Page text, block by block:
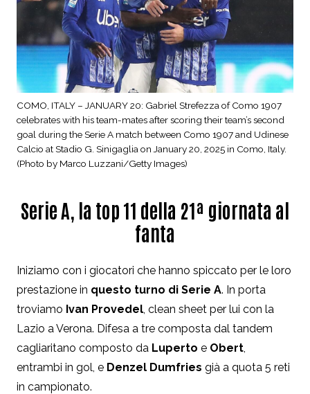
COMO, ITALY – JANUARY 20: Gabriel Strefezza of Como 1907
celebrates with his team-mates after scoring their team’s second
goal during the Serie A match between Como 1907 and Udinese
Calcio at Stadio G. Sinigaglia on January 20, 2025 in Como, Italy.
(Photo by Marco Luzzani/Getty Images)
Serie A, la top 11 della 21ª giornata al
fanta
Iniziamo con i giocatori che hanno spiccato per le loro
prestazione in questo turno di Serie A. In porta
troviamo Ivan Provedel, clean sheet per lui con la
Lazio a Verona. Difesa a tre composta dal tandem
cagliaritano composto da Luperto e Obert,
entrambi in gol, e Denzel Dumfries già a quota 5 reti
in campionato.